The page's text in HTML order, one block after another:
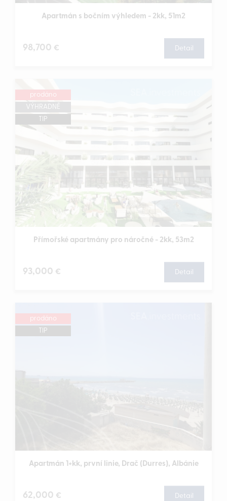
Apartmán s bočním výhledem - 2kk, 51m2
98,700 € Detail
prodáno
VÝHRADNĚ
TIP
Přímořské apartmány pro náročné - 2kk, 53m2
93,000 € Detail
prodáno
TIP
Apartmán 1+kk, první linie, Drač (Durres), Albánie
62,000 € Detail